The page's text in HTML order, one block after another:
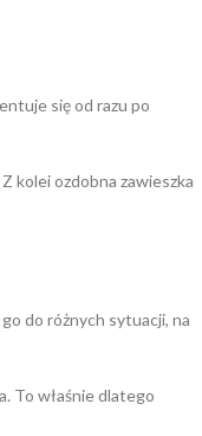
się od razu po
kolei ozdobna zawieszka
do różnych sytuacji, na
To właśnie dlatego